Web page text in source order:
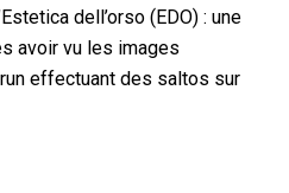
dell’orso (EDO) : une
avoir vu les images
effectuant des saltos sur